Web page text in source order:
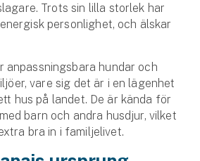
Trots sin lilla storlek har
personlighet, och älskar
anpassningsbara hundar och
vare sig det är i en lägenhet
hus på landet. De är kända för
barn och andra husdjur, vilket
bra in i familjelivet.